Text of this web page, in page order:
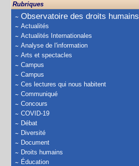
Rubriques
Observatoire des droits humains
Actualités
Actualités Internationales
Analyse de l'information
Arts et spectacles
Campus
Campus
Ces lectures qui nous habitent
Communiqué
Concours
COVID-19
Débat
Diversité
Document
Droits humains
Éducation